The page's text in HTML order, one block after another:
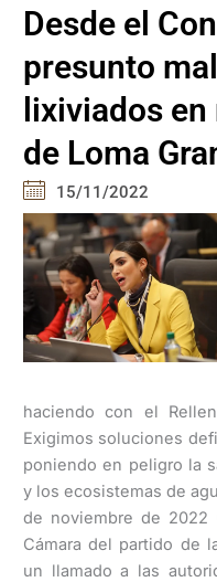
Desde el
presunto
lixiviados
de Loma
15/11/2022
haciendo con el
Exigimos soluciones
poniendo en peligro la
y los ecosistemas de
de noviembre de 2022
Cámara del partido de
un llamado a las